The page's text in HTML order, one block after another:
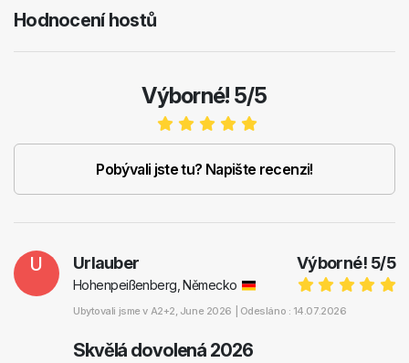
Hodnocení hostů
Výborné! 5/5
Pobývali jste tu? Napište recenzi!
U Výborné! 5/5
Urlauber
Hohenpeißenberg, Německo
Ubytovali jsme v A2+2, June 2026 | Odesláno : 14.07.2026
Skvělá dovolená 2026